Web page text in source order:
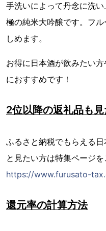
手洗いによって丹念に洗
極の純米大吟醸です。フ
しめます。
お得に日本酒が飲みたい
におすすめです！
2位以降の返礼品も
ふるさと納税でもらえる
と見たい方は特集ページを
https://www.furusato-
還元率の計算方法